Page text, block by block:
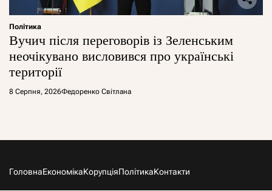
Політика
Вучич після переговорів із Зеленським
неочікувано висловився про українські
території
8 Серпня, 2026Федоренко Світлана
ГоловнаЕкономікаКорупціяПолітикаКонтакти